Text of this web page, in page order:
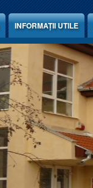
INFORMAȚII UTILE